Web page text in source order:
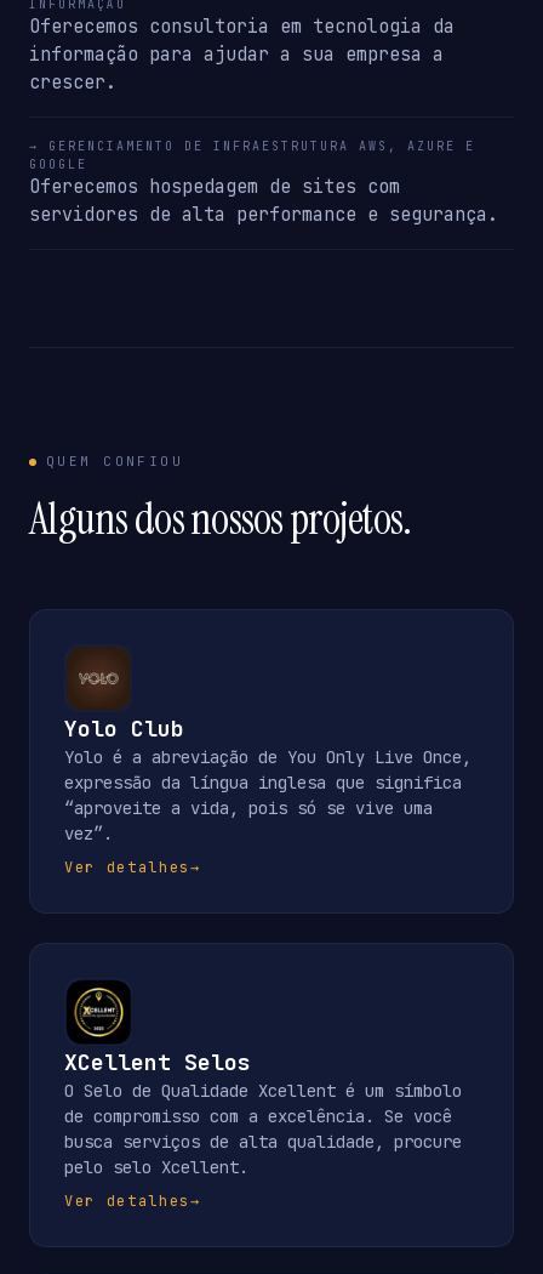
INFORMAÇÃO
Oferecemos consultoria em tecnologia da
informação para ajudar a sua empresa a
crescer.
→ GERENCIAMENTO DE INFRAESTRUTURA AWS, AZURE E
GOOGLE
Oferecemos hospedagem de sites com
servidores de alta performance e segurança.
QUEM CONFIOU
Alguns dos nossos projetos.
Yolo Club
Yolo é a abreviação de You Only Live Once,
expressão da língua inglesa que significa
“aproveite a vida, pois só se vive uma
vez”.
Ver detalhes→
XCellent Selos
O Selo de Qualidade Xcellent é um símbolo
de compromisso com a excelência. Se você
busca serviços de alta qualidade, procure
pelo selo Xcellent.
Ver detalhes→